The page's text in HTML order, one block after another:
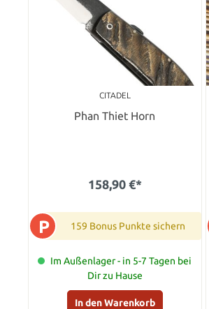
CITADEL
Phan Thiet Horn
158,90 €*
P 159 Bonus Punkte sichern
Im Außenlager - in 5-7 Tagen bei
Dir zu Hause
In den Warenkorb